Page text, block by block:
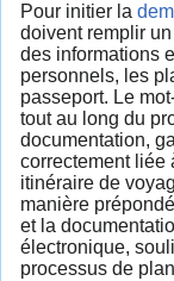
Pour initier la
doivent remplir
des informations
personnels, les
passeport. Le
tout au long du
documentation,
correctement liée
itinéraire de
manière
et la
électronique,
processus de